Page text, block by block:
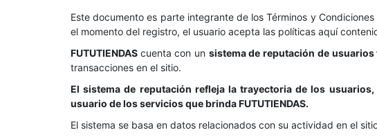
Este documento es parte integrante de los Términos y
el momento del registro, el usuario acepta las políticas aquí
FUTUTIENDAS cuenta con un sistema de reputación de
transacciones en el sitio.
El sistema de reputación refleja la trayectoria de los
usuario de los servicios que brinda FUTUTIENDAS.
El sistema se basa en datos relacionados con su actividad en el